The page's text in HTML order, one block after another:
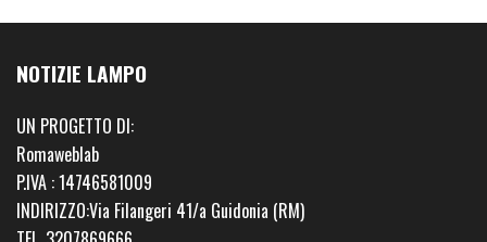
NOTIZIE LAMPO
UN PROGETTO DI:
Romaweblab
P.IVA : 14746581009
INDIRIZZO:Via Filangeri 41/a Guidonia (RM)